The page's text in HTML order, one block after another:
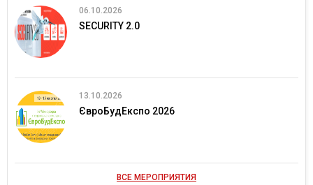
06.10.2026
SECURITY 2.0
13.10.2026
ЄвроБудЕкспо 2026
ВСЕ МЕРОПРИЯТИЯ